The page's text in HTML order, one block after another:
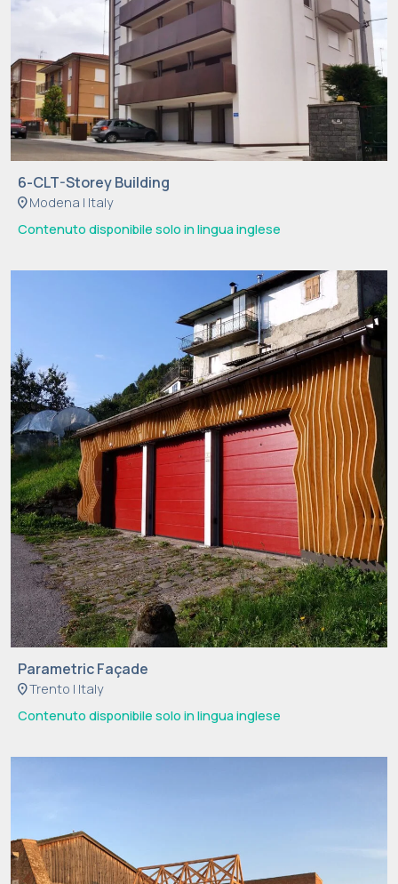
6-CLT-Storey Building
location_onModena | Italy
Contenuto disponibile solo in lingua inglese
Parametric Façade
location_onTrento | Italy
Contenuto disponibile solo in lingua inglese
s
ti
c
o
o
ki
e
n
o
n
o
f
a
c
ol
t
a
ti
vi
.
S
o
n
o
n
e
s
e
r